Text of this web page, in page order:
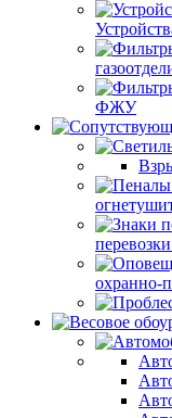
ФЖУ
охранно-